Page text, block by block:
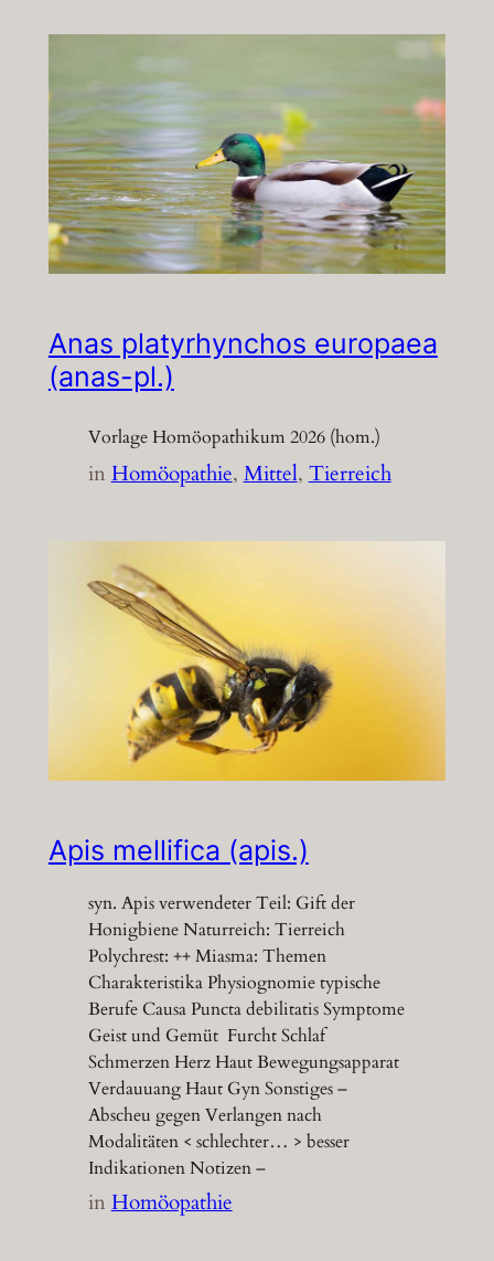
Anas platyrhynchos europaea
(anas-pl.)
Vorlage Homöopathikum 2026 (hom.)
inHomöopathie, Mittel, Tierreich
Apis mellifica (apis.)
syn. Apis verwendeter Teil: Gift der
Honigbiene Naturreich: Tierreich
Polychrest: ++ Miasma: Themen
Charakteristika Physiognomie typische
Berufe Causa Puncta debilitatis Symptome
Geist und Gemüt Furcht Schlaf
Schmerzen Herz Haut Bewegungsapparat
Verdauuang Haut Gyn Sonstiges –
Abscheu gegen Verlangen nach
Modalitäten < schlechter… > besser
Indikationen Notizen –
inHomöopathie